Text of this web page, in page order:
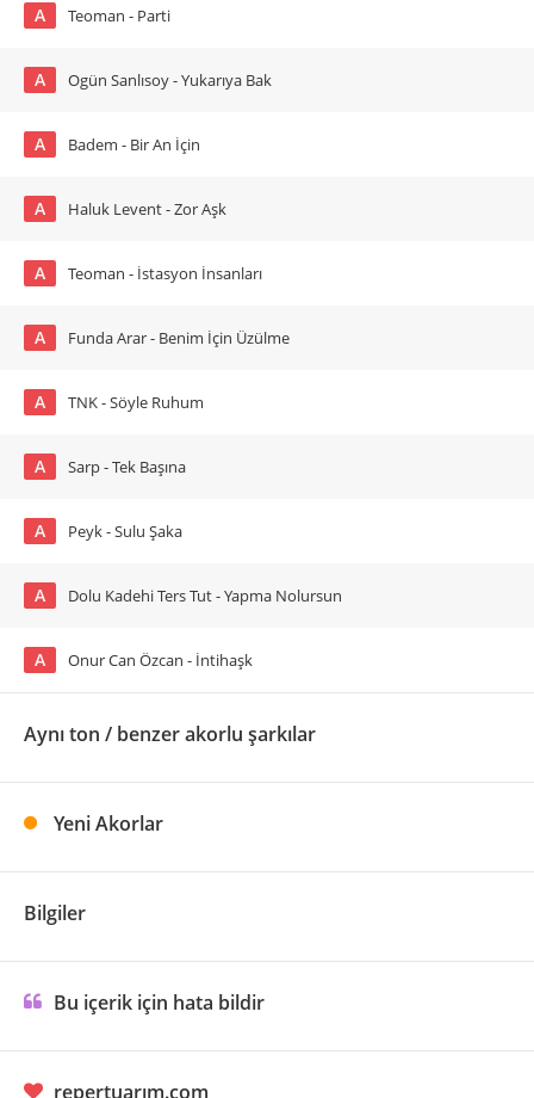
A Teoman - Parti
A Ogün Sanlısoy - Yukarıya Bak
A Badem - Bir An İçin
A Haluk Levent - Zor Aşk
A Teoman - İstasyon İnsanları
A Funda Arar - Benim İçin Üzülme
A TNK - Söyle Ruhum
A Sarp - Tek Başına
A Peyk - Sulu Şaka
A Dolu Kadehi Ters Tut - Yapma Nolursun
A Onur Can Özcan - İntihaşk
Aynı ton / benzer akorlu şarkılar
Yeni Akorlar
Bilgiler
Bu içerik için hata bildir
repertuarım.com